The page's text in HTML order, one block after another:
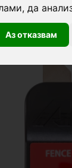
да
Аз отказвам